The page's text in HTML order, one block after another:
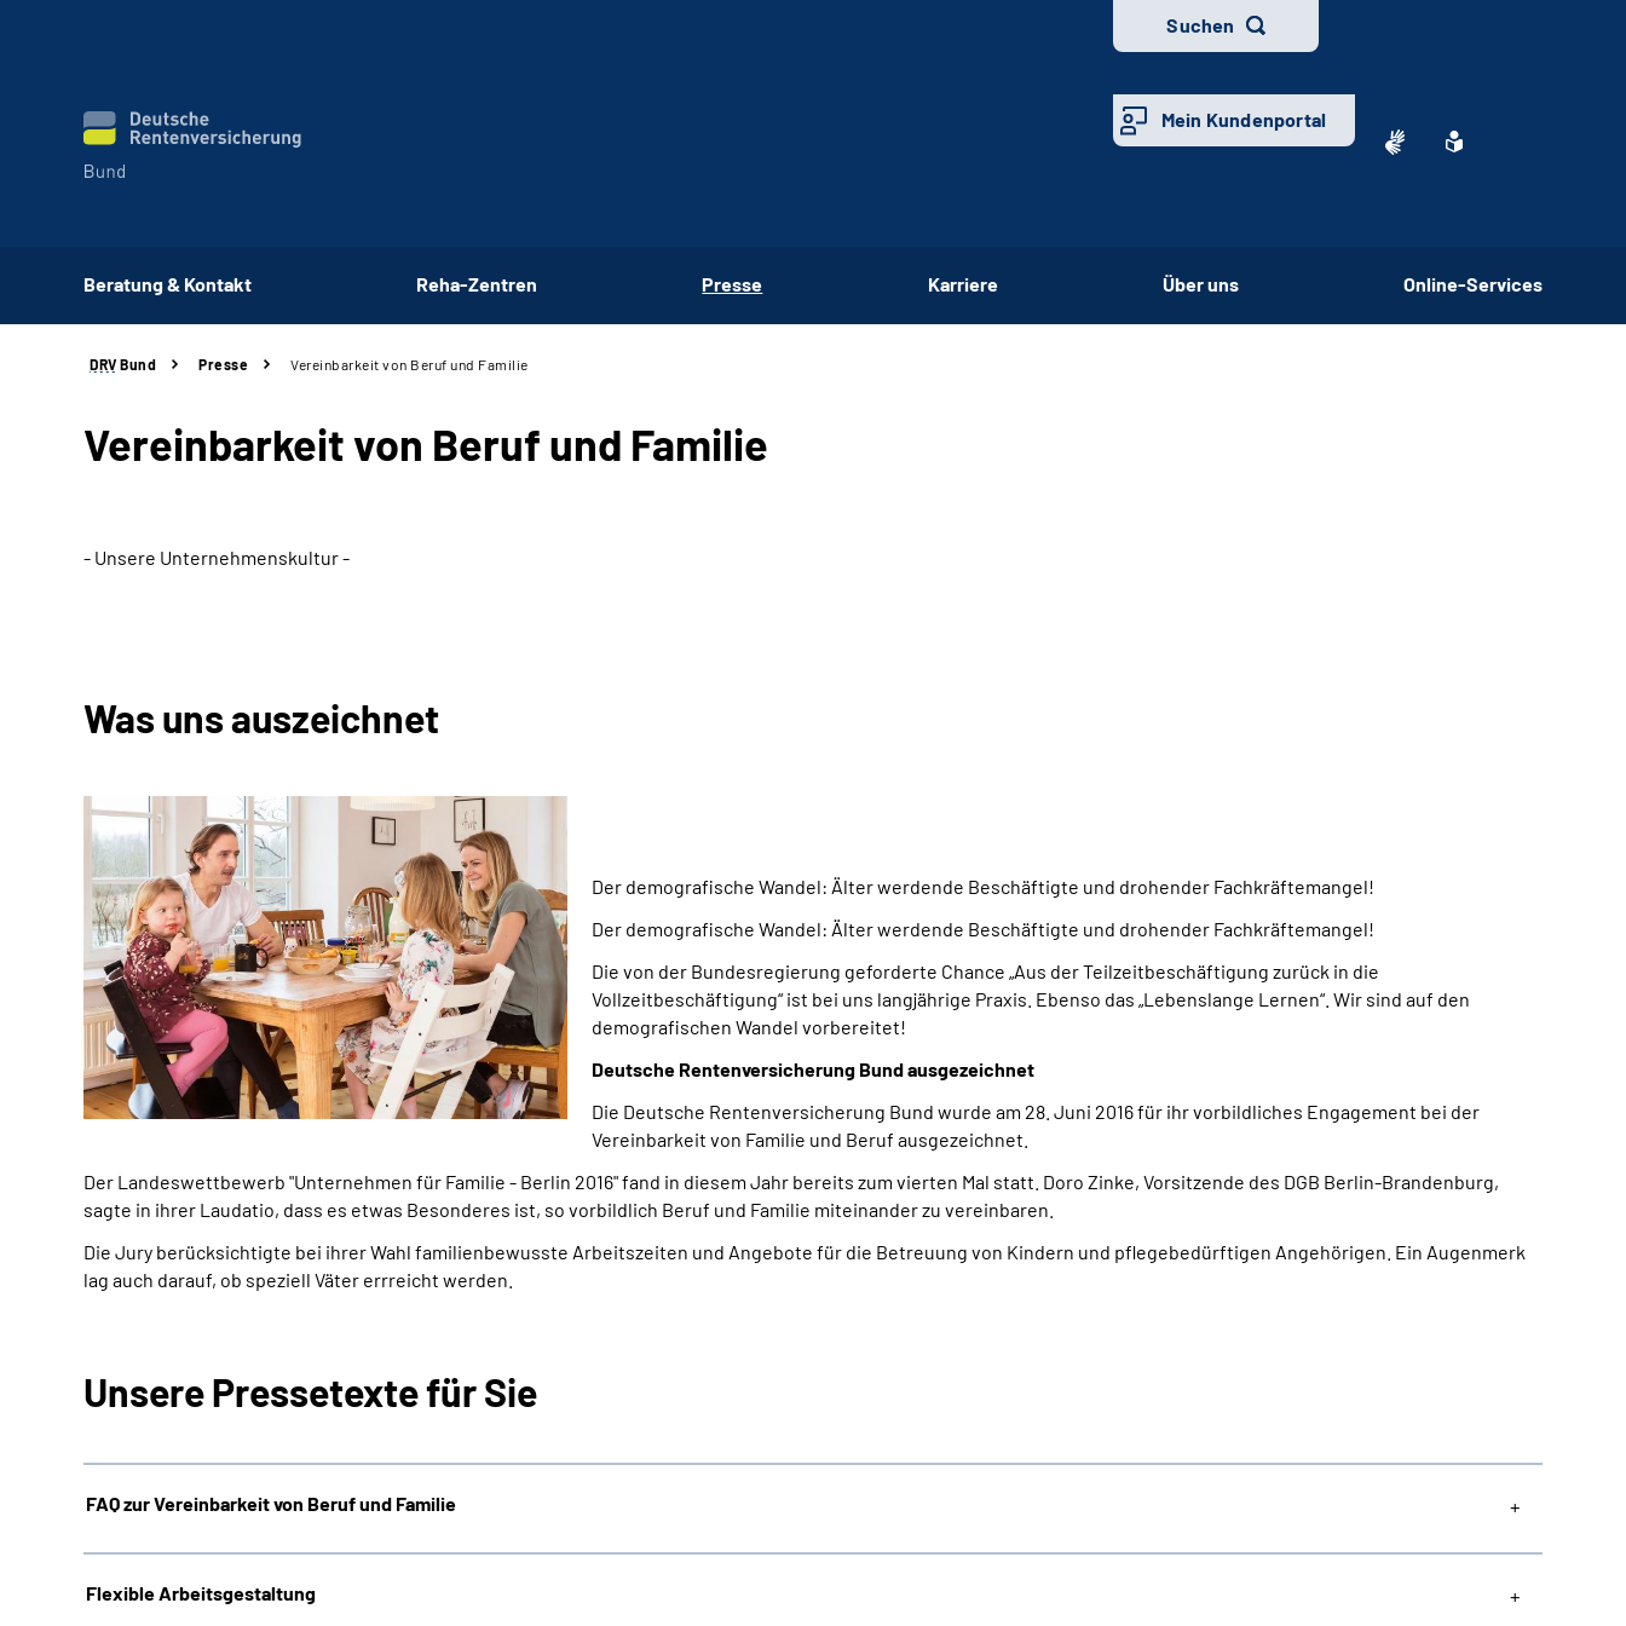
Suchen
Mein Kundenportal
Beratung & Kontakt Reha-Zentren Presse Karriere Über uns Online-Services
DRV Bund Presse Vereinbarkeit von Beruf und Familie
Vereinbarkeit von Beruf und Familie
- Unsere Unternehmenskultur -
Was uns auszeichnet
Der demografische Wandel: Älter werdende Beschäftigte und drohender Fachkräftemangel!
Der demografische Wandel: Älter werdende Beschäftigte und drohender Fachkräftemangel!
Die von der Bundesregierung geforderte Chance „Aus der Teilzeitbeschäftigung zurück in die
Vollzeitbeschäftigung“ ist bei uns langjährige Praxis. Ebenso das „Lebenslange Lernen“. Wir sind auf den
demografischen Wandel vorbereitet!
Deutsche Rentenversicherung Bund ausgezeichnet
Die Deutsche Rentenversicherung Bund wurde am 28. Juni 2016 für ihr vorbildliches Engagement bei der
Vereinbarkeit von Familie und Beruf ausgezeichnet.
Der Landeswettbewerb "Unternehmen für Familie - Berlin 2016" fand in diesem Jahr bereits zum vierten Mal statt. Doro Zinke, Vorsitzende des DGB Berlin-Brandenburg,
sagte in ihrer Laudatio, dass es etwas Besonderes ist, so vorbildlich Beruf und Familie miteinander zu vereinbaren.
Die Jury berücksichtigte bei ihrer Wahl familienbewusste Arbeitszeiten und Angebote für die Betreuung von Kindern und pflegebedürftigen Angehörigen. Ein Augenmerk
lag auch darauf, ob speziell Väter errreicht werden.
Unsere Pressetexte für Sie
FAQ zur Vereinbarkeit von Beruf und Familie
Flexible Arbeitsgestaltung